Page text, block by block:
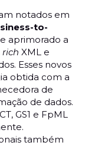
notados em
to-
aprimorado a
rich XML e
Esses novos
obtida com a
de
de dados.
GS1 e FpML
também